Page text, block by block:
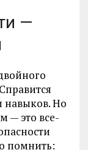
—
навыков. Но
— это все-
помнить: